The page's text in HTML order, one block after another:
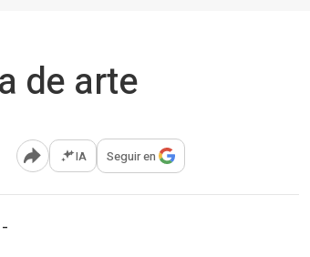
de arte
Abrir opciones para compartir
IA Seguir en